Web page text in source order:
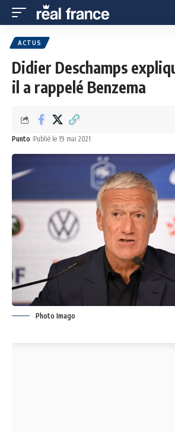
ACTUS
Didier Deschamps
il a rappelé Benzema
Punto Publié le 19 mai 2021
Photo Imago